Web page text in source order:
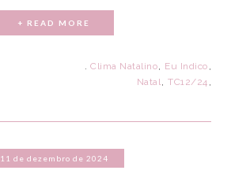
+ READ MORE
. Clima Natalino, Eu Indico ,
Natal, TC12/24 ,
11 de dezembro de 2024